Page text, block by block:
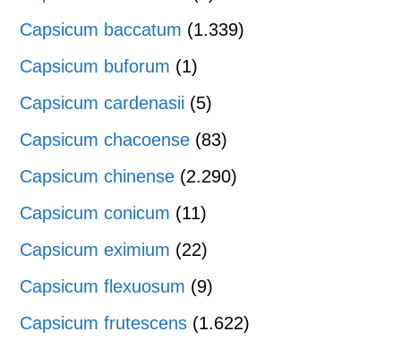
Capsicum baccatum (1.339)
Capsicum buforum (1)
Capsicum cardenasii (5)
Capsicum chacoense (83)
Capsicum chinense (2.290)
Capsicum conicum (11)
Capsicum eximium (22)
Capsicum flexuosum (9)
Capsicum frutescens (1.622)